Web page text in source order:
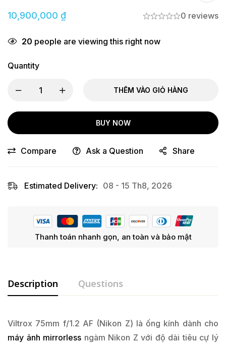
10,900,000 ₫ 0 reviews
20 people are viewing this right now
Quantity
THÊM VÀO GIỎ HÀNG
BUY NOW
Compare Ask a Question Share
Estimated Delivery: 08 - 15 Th8, 2026
Thanh toán nhanh gọn, an toàn và bảo mật
Description Questions
Viltrox 75mm f/1.2 AF (Nikon Z) là ống kính dành cho
máy ảnh mirrorless ngàm Nikon Z với độ dài tiêu cự lý